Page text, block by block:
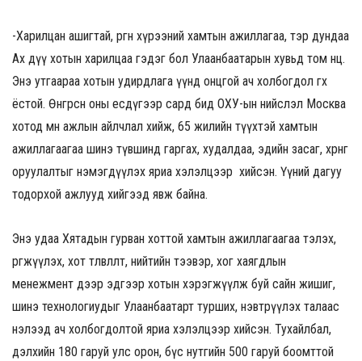
-Харилцан ашигтай, өргөн хүрээний хамтын ажиллагаа, тэр дундаа
Ах дүү хотын харилцаа гэдэг бол Улаанбаатарын хувьд том нөөц.
Энэ утгаараа хотын удирдлага үүнд онцгой ач холбогдол өгөх
ёстой. Өнгөрсөн оны есдүгээр сард бид ОХУ-ын нийслэл Москва
хотод мөн ажлын айлчлал хийж, 65 жилийн түүхтэй хамтын
ажиллагаагаа шинэ түвшинд гаргах, худалдаа, эдийн засаг, хөрөнгө
оруулалтыг нэмэгдүүлэх яриа хэлэлцээр хийсэн. Үүний дагуу
тодорхой ажлууд хийгээд явж байна.
Энэ удаа Хятадын гурван хоттой хамтын ажиллагаагаа тэлэх,
өргөжүүлэх, хот төлөвлөлт, нийтийн тээвэр, хог хаягдлын
менежмент дээр эдгээр хотын хэрэгжүүлж буй сайн жишиг,
шинэ технологиудыг Улаанбаатарт турших, нэвтрүүлэх талаас
нэлээд ач холбогдолтой яриа хэлэлцээр хийсэн. Тухайлбал,
дэлхийн 180 гаруй улс орон, бүс нутгийн 500 гаруй боомттой